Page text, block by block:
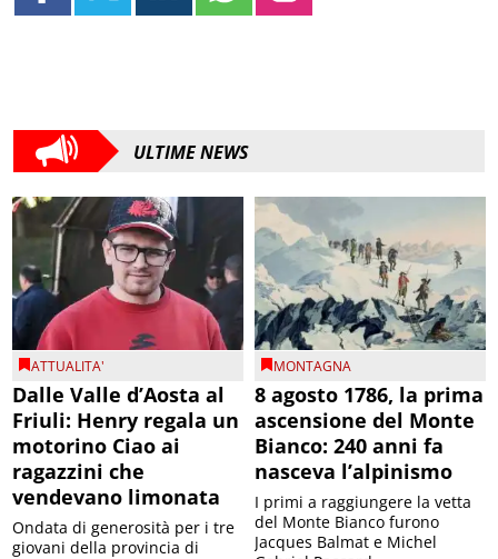
ULTIME NEWS
ATTUALITA'
Dalle Valle d’Aosta al
Friuli: Henry regala un
motorino Ciao ai
ragazzini che
vendevano limonata
Ondata di generosità per i tre
giovani della provincia di
MONTAGNA
8 agosto 1786, la prima
ascensione del Monte
Bianco: 240 anni fa
nasceva l’alpinismo
I primi a raggiungere la vetta
del Monte Bianco furono
Jacques Balmat e Michel